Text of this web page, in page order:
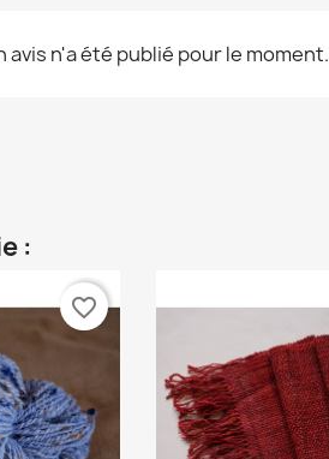
avis n'a été publié pour le moment.
:
favorite_border